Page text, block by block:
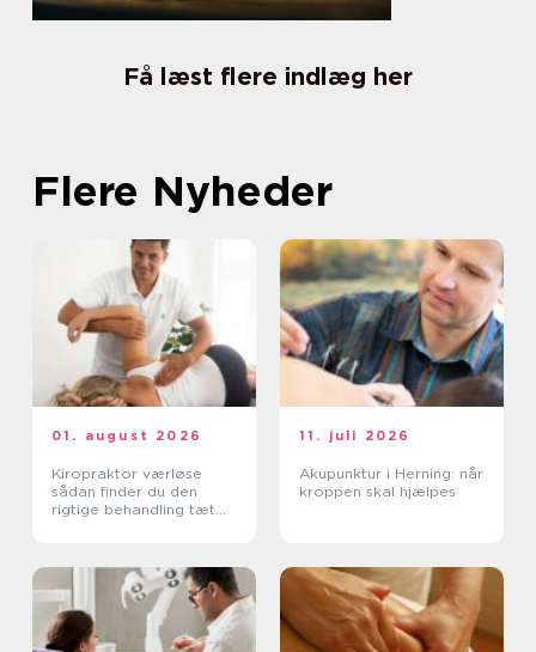
Få læst flere indlæg her
Flere Nyheder
01. august 2026
Kiropraktor værløse
sådan finder du den
rigtige behandling tæt
11. juli 2026
Akupunktur i Herning: når
kroppen skal hjælpes